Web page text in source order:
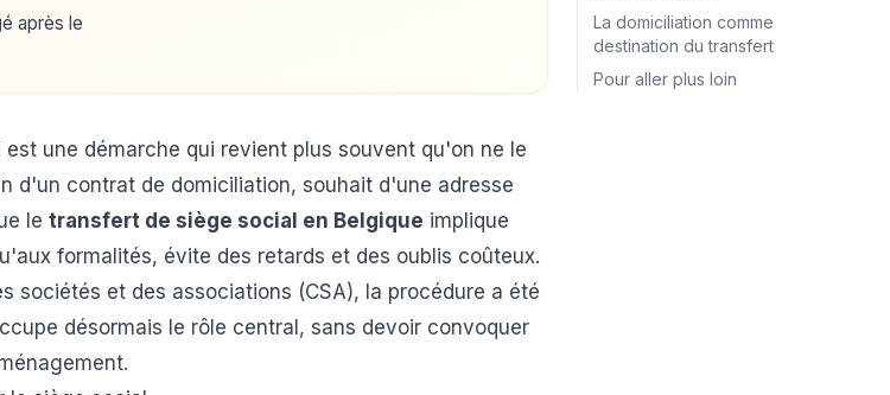
après le
une démarche qui revient plus souvent qu'on ne le
d'un contrat de domiciliation, souhait d'une adresse
le transfert de siège social en Belgique implique
formalités, évite des retards et des oublis coûteux.
sociétés et des associations (CSA), la procédure a été
désormais le rôle central, sans devoir convoquer
La domiciliation comme
destination du transfert
Pour aller plus loin